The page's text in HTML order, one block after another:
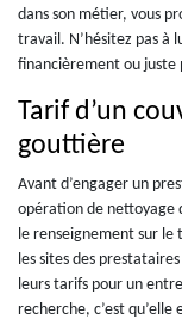
dans son métier, vous
travail. N’hésitez pas à
financièrement ou juste
Tarif d’un
gouttière
Avant d’engager un
opération de nettoyage
le renseignement sur le
les sites des
leurs tarifs pour un
recherche, c’est qu’elle